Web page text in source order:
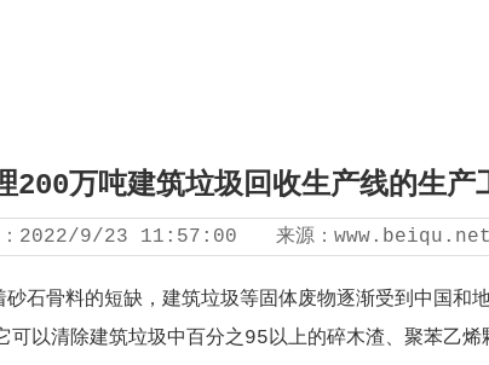
200万吨建筑垃圾回收生产线的生产
2022/9/23 11:57:00 来源：
石骨料的短缺，建筑垃圾等固体废物逐渐受到中国和
以清除建筑垃圾中百分之95以上的碎木渣、聚苯乙